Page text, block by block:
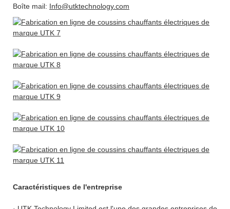
Boîte mail: Info@utktechnology.com
Caractéristiques de l'entreprise